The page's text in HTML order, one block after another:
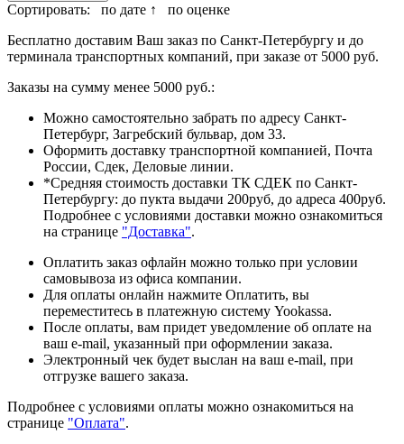
Сортировать: по дате ↑
по оценке
Бесплатно доставим Ваш заказ по Санкт-Петербургу и до
терминала транспортных компаний, при заказе от 5000 руб.
Заказы на сумму менее 5000 руб.:
Можно самостоятельно забрать по адресу Санкт-
Петербург, Загребский бульвар, дом 33.
Оформить доставку транспортной компанией, Почта
России, Сдек, Деловые линии.
*Средняя стоимость доставки ТК СДЕК по Санкт-
Петербургу: до пукта выдачи 200руб, до адреса 400руб.
Подробнее с условиями доставки можно ознакомиться
на странице "Доставка".
Оплатить заказ офлайн можно только при условии
самовывоза из офиса компании.
Для оплаты онлайн нажмите Оплатить, вы
переместитесь в платежную систему Yookassa.
После оплаты, вам придет уведомление об оплате на
ваш e-mail, указанный при оформлении заказа.
Электронный чек будет выслан на ваш e-mail, при
отгрузке вашего заказа.
Подробнее с условиями оплаты можно ознакомиться на
странице "Оплата".